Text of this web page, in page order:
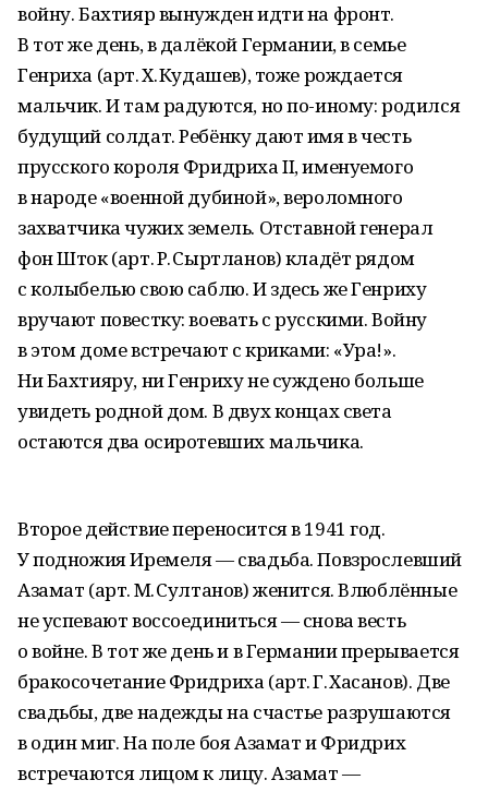
войну. Бахтияр вынужден идти на фронт.
В тот же день, в далёкой Германии, в семье
Генриха (арт. Х. Кудашев), тоже рождается
мальчик. И там радуются, но по-иному: родился
будущий солдат. Ребёнку дают имя в честь
прусского короля Фридриха II, именуемого
в народе «военной дубиной», вероломного
захватчика чужих земель. Отставной генерал
фон Шток (арт. Р. Сыртланов) кладёт рядом
с колыбелью свою саблю. И здесь же Генриху
вручают повестку: воевать с русскими. Войну
в этом доме встречают с криками: «Ура!».
Ни Бахтияру, ни Генриху не суждено больше
увидеть родной дом. В двух концах света
остаются два осиротевших мальчика.
Второе действие переносится в 1941 год.
У подножия Иремеля — свадьба. Повзрослевший
Азамат (арт. М. Султанов) женится. Влюблённые
не успевают воссоединиться — снова весть
о войне. В тот же день и в Германии прерывается
бракосочетание Фридриха (арт. Г. Хасанов). Две
свадьбы, две надежды на счастье разрушаются
в один миг. На поле боя Азамат и Фридрих
встречаются лицом к лицу. Азамат —